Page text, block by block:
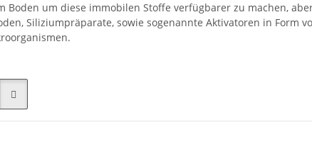
Boden um diese immobilen Stoffe verfügbarer zu machen,
Siliziumpräparate, sowie sogenannte Aktivatoren in Form